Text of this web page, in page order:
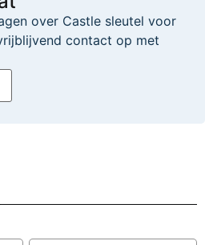
over Castle sleutel voor
contact op met